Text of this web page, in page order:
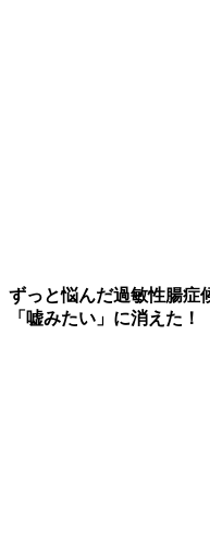
ずっと悩んだ過敏性腸症
「嘘みたい」に消えた！